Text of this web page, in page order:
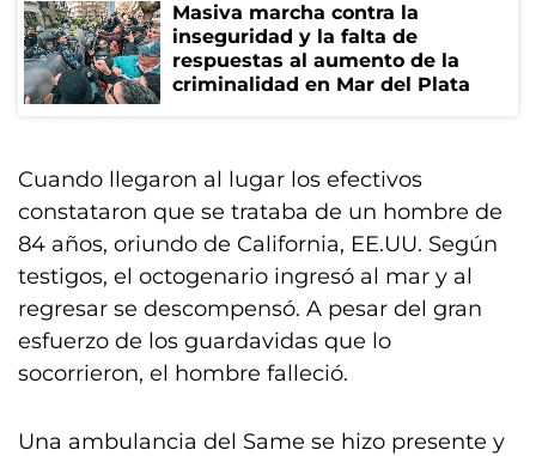
Masiva marcha contra la
inseguridad y la falta de
respuestas al aumento de la
criminalidad en Mar del Plata
Cuando llegaron al lugar los efectivos
constataron que se trataba de un hombre de
84 años, oriundo de California, EE.UU. Según
testigos, el octogenario ingresó al mar y al
regresar se descompensó. A pesar del gran
esfuerzo de los guardavidas que lo
socorrieron, el hombre falleció.
Una ambulancia del Same se hizo presente y